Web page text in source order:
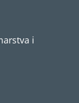
i